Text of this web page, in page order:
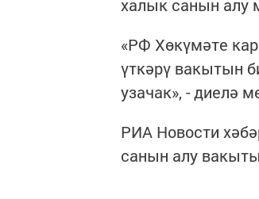
халык санын алу
«РФ Хөкүмәте
үткәрү вакытын
узачак», - диелә
РИА Новости
санын алу